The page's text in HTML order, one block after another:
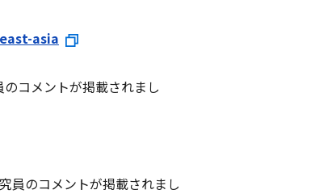
asia
コメントが掲載されまし
員のコメントが掲載されまし